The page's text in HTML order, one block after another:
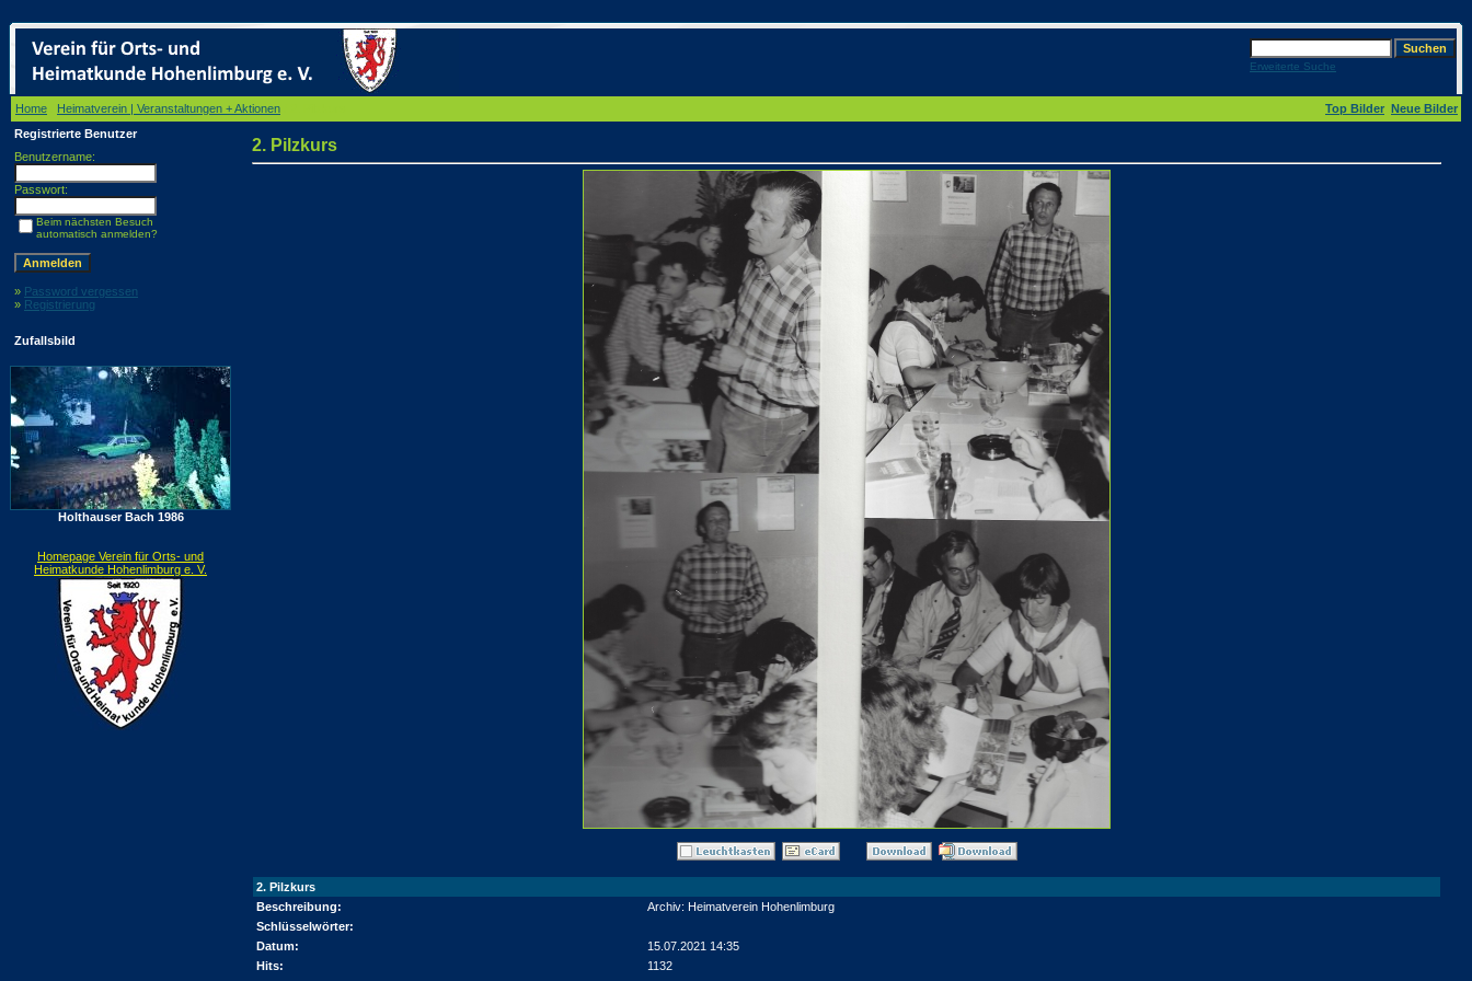
Erweiterte Suche
Home Heimatverein | Veranstaltungen + Aktionen Top Bilder Neue Bilder
Registrierte Benutzer
Benutzername:
Passwort:
Beim nächsten Besuch
automatisch anmelden?
» Password vergessen
» Registrierung
Zufallsbild
Holthauser Bach 1986
Homepage Verein für Orts- und
Heimatkunde Hohenlimburg e. V.
2. Pilzkurs
2. Pilzkurs
Beschreibung:
Archiv: Heimatverein Hohenlimburg
Schlüsselwörter:
Datum:
15.07.2021 14:35
Hits:
1132